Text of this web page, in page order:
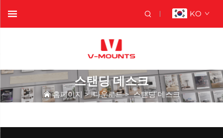
KO
스탠딩 데스크
홈페이지>다운로드>스탠딩 데스크